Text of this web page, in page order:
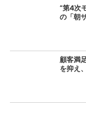
“第4次
の「朝
顧客満
を抑え